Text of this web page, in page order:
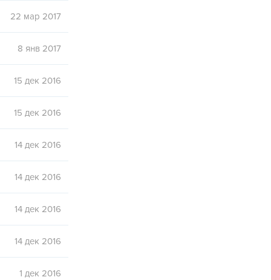
22 мар 2017
8 янв 2017
15 дек 2016
15 дек 2016
14 дек 2016
14 дек 2016
14 дек 2016
14 дек 2016
1 дек 2016